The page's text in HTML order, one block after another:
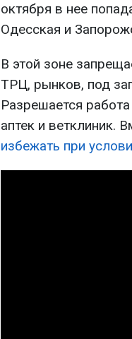
октября в нее
Одесская и
В этой зоне
ТРЦ, рынков, под
Разрешается
аптек и ветклиник.
избежать при